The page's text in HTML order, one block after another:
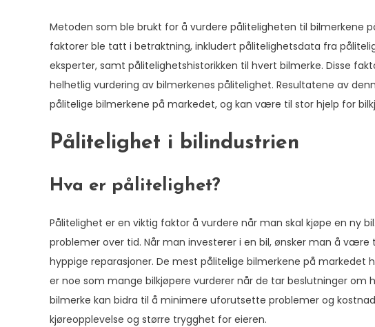
Metoden som ble brukt for å vurdere påliteligheten til bilmerkene
faktorer ble tatt i betraktning, inkludert pålitelighetsdata fra
eksperter, samt pålitelighetshistorikken til hvert bilmerke. Disse
helhetlig vurdering av bilmerkenes pålitelighet. Resultatene av
pålitelige bilmerkene på markedet, og kan være til stor hjelp for
Pålitelighet i bilindustrien
Hva er pålitelighet?
Pålitelighet er en viktig faktor å vurdere når man skal kjøpe en ny
problemer over tid. Når man investerer i en bil, ønsker man å
hyppige reparasjoner. De mest pålitelige bilmerkene på
er noe som mange bilkjøpere vurderer når de tar beslutninger om
bilmerke kan bidra til å minimere uforutsette problemer og
kjøreopplevelse og større trygghet for eieren.